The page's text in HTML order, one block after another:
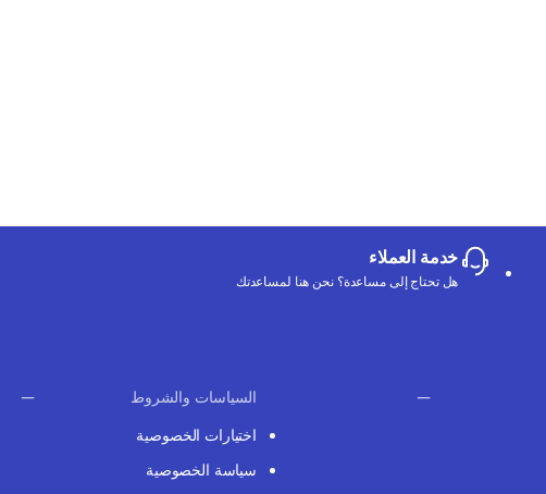
خدمة العملاء
هل تحتاج إلى مساعدة؟ نحن هنا لمساعدتك
السياسات والشروط
اختيارات الخصوصية
سياسة الخصوصية